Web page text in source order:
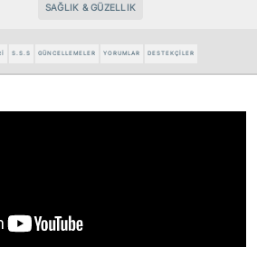
SAĞLIK & GÜZELLIK
S.S.S GÜNCELLEMELER YORUMLAR DESTEKÇİLER